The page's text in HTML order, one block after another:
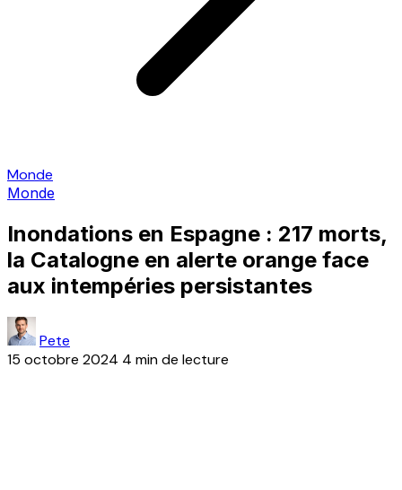
Monde
Monde
Inondations en Espagne : 217 morts,
la Catalogne en alerte orange face
aux intempéries persistantes
Pete
15 octobre 2024 4 min de lecture